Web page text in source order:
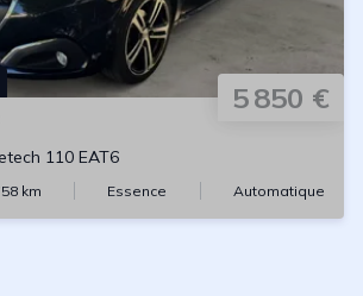
5 850 €
110 EAT6
km Essence Automatique